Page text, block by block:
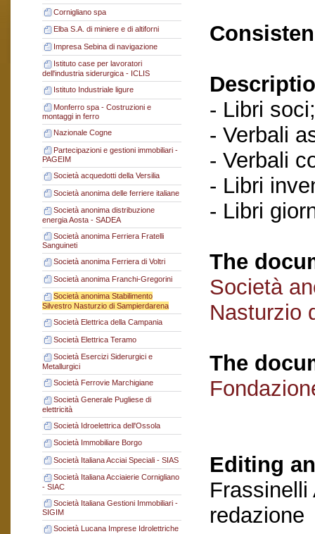
Cornigliano spa
Elba S.A. di miniere e di altiforni
Impresa Sebina di navigazione
Istituto case per lavoratori
dell'industria siderurgica - ICLIS
Istituto Industriale ligure
Monferro spa - Costruzioni e
montaggi in ferro
Nazionale Cogne
Partecipazioni e gestioni immobiliari -
PAGEIM
Società acquedotti della Versilia
Società anonima delle ferriere italiane
Società anonima distribuzione
energia Aosta - SADEA
Società anonima Ferriera Fratelli
Sanguineti
Società anonima Ferriera di Voltri
Società anonima Franchi-Gregorini
Società anonima Stabilimento
Silvestro Nasturzio di Sampierdarena
Società Elettrica della Campania
Società Elettrica Teramo
Società Esercizi Siderurgici e
Metallurgici
Società Ferrovie Marchigiane
Società Generale Pugliese di
elettricità
Società Idroelettrica dell'Ossola
Società Immobiliare Borgo
Società Italiana Acciai Speciali - SIAS
Società Italiana Acciaierie Cornigliano
- SIAC
Società Italiana Gestioni Immobiliari -
SIGIM
Società Lucana Imprese Idrolettriche
- Libri soci;
- Verbali
- Verbali
- Libri
- Libri
The
Società
Nasturzio
The
Editing
Frassinelli
redazione